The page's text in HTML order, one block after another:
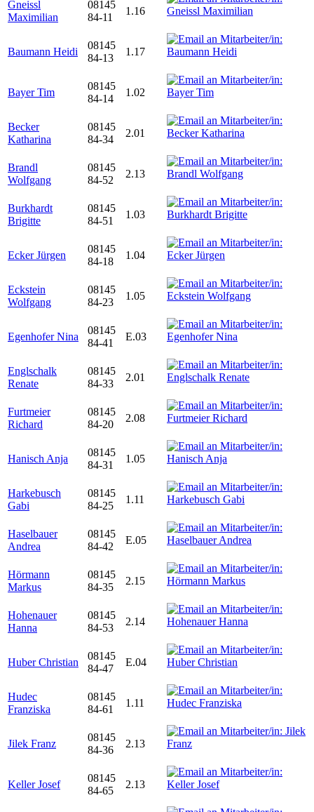
Gneissl
Maximilian
08145
84-11
1.16
Baumann Heidi
08145
84-13
1.17
Bayer Tim
08145
84-14
1.02
Becker
Katharina
08145
84-34
2.01
Brandl
Wolfgang
08145
84-52
2.13
Burkhardt
Brigitte
08145
84-51
1.03
Ecker Jürgen
08145
84-18
1.04
Eckstein
Wolfgang
08145
84-23
1.05
Egenhofer Nina
08145
84-41
E.03
Englschalk
Renate
08145
84-33
2.01
Furtmeier
Richard
08145
84-20
2.08
Hanisch Anja
08145
84-31
1.05
Harkebusch
Gabi
08145
84-25
1.11
Haselbauer
Andrea
08145
84-42
E.05
Hörmann
Markus
08145
84-35
2.15
Hohenauer
Hanna
08145
84-53
2.14
Huber Christian
08145
84-47
E.04
Hudec
Franziska
08145
84-61
1.11
Jilek Franz
08145
84-36
2.13
Keller Josef
08145
84-65
2.13